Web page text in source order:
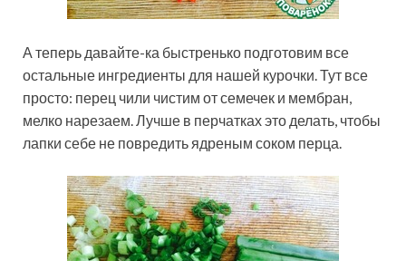
А теперь давайте-ка быстренько подготовим все
остальные ингредиенты для нашей курочки. Тут все
просто: перец чили чистим от семечек и мембран,
мелко нарезаем. Лучше в перчатках это делать, чтобы
лапки себе не повредить ядреным соком перца.